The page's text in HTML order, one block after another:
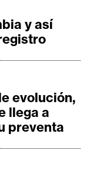
y así
evolución,
llega a
preventa